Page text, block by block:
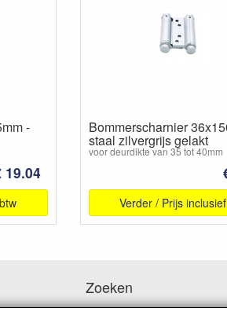
-
19.04
Bommerscharnier
staal zilvergrijs gelakt
voor deurdikte van 35 tot 40mm
Verder / Prijs
Zoeken